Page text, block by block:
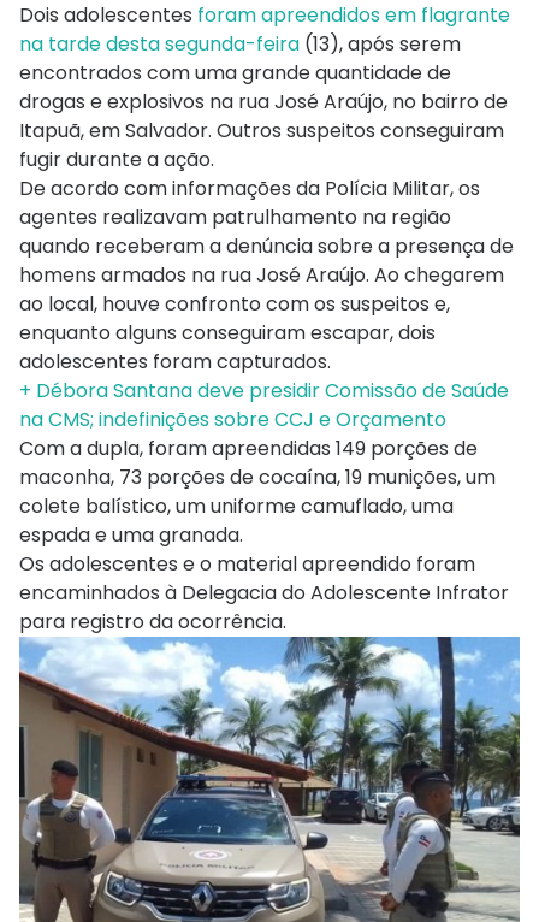
Dois adolescentes foram apreendidos em flagrante
na tarde desta segunda-feira (13), após serem
encontrados com uma grande quantidade de
drogas e explosivos na rua José Araújo, no bairro de
Itapuã, em Salvador. Outros suspeitos conseguiram
fugir durante a ação.
De acordo com informações da Polícia Militar, os
agentes realizavam patrulhamento na região
quando receberam a denúncia sobre a presença de
homens armados na rua José Araújo. Ao chegarem
ao local, houve confronto com os suspeitos e,
enquanto alguns conseguiram escapar, dois
adolescentes foram capturados.
+ Débora Santana deve presidir Comissão de Saúde
na CMS; indefinições sobre CCJ e Orçamento
Com a dupla, foram apreendidas 149 porções de
maconha, 73 porções de cocaína, 19 munições, um
colete balístico, um uniforme camuflado, uma
espada e uma granada.
Os adolescentes e o material apreendido foram
encaminhados à Delegacia do Adolescente Infrator
para registro da ocorrência.